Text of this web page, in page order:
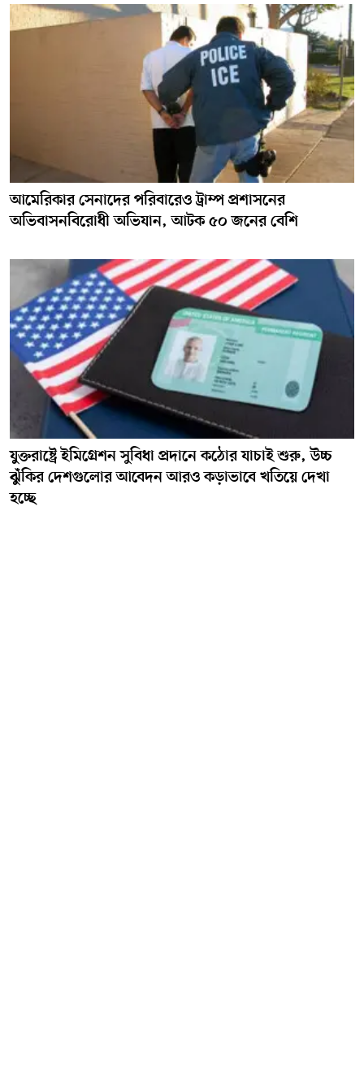
আমেরিকার সেনাদের পরিবারেও ট্রাম্প প্রশাসনের
অভিবাসনবিরোধী অভিযান, আটক ৫০ জনের বেশি
যুক্তরাষ্ট্রে ইমিগ্রেশন সুবিধা প্রদানে কঠোর যাচাই শুরু, উচ্চ
ঝুঁকির দেশগুলোর আবেদন আরও কড়াভাবে খতিয়ে দেখা
হচ্ছে